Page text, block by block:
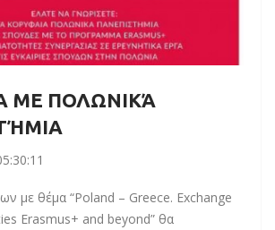
ΜΕ ΠΟΛΩΝΙΚΆ
με θέμα “Poland – Greece. Exchange
Erasmus+ and beyond” θα